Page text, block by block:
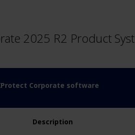
2025 R2 Product
Corporate software
Description